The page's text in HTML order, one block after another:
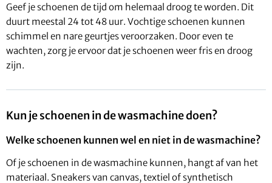
Geef je schoenen de tijd om helemaal droog te worden. Dit
duurt meestal 24 tot 48 uur. Vochtige schoenen kunnen
schimmel en nare geurtjes veroorzaken. Door even te
wachten, zorg je ervoor dat je schoenen weer fris en droog
zijn.
Kun je schoenen in de wasmachine doen?
Welke schoenen kunnen wel en niet in de wasmachine?
Of je schoenen in de wasmachine kunnen, hangt af van het
materiaal. Sneakers van canvas, textiel of synthetisch